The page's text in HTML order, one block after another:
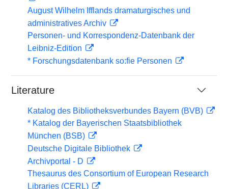
August Wilhelm Ifflands dramaturgisches und
administratives Archiv
Personen- und Korrespondenz-Datenbank der
Leibniz-Edition
* Forschungsdatenbank so:fie Personen
Literature
Katalog des Bibliotheksverbundes Bayern (BVB)
* Katalog der Bayerischen Staatsbibliothek
München (BSB)
Deutsche Digitale Bibliothek
Archivportal - D
Thesaurus des Consortium of European Research
Libraries (CERL)